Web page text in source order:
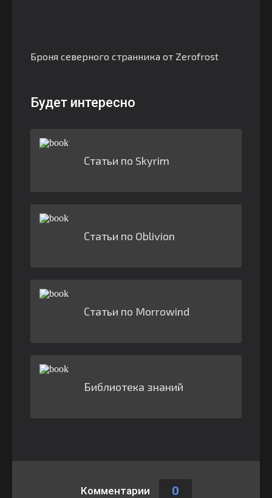
Броня северного странника от Zerofrost
Будет интересно
Статьи по Skyrim
Статьи по Oblivion
Статьи по Morrowind
Библиотека знаний
Комментарии 0